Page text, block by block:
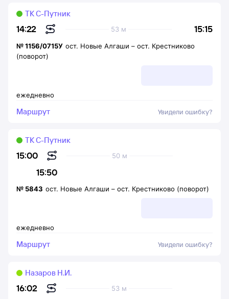
14:22 15:15
53 м
ТК С-Путник
ежедневно
№1156/0715У ост. Новые Алгаши – ост. Крестниково
(поворот)
Маршрут Увидели ошибку?
15:00
15:50
50 м
ТК С-Путник
ежедневно
№ 5843 ост. Новые Алгаши – ост. Крестниково (поворот)
Маршрут Увидели ошибку?
16:02
53 м
Назаров Н.И.